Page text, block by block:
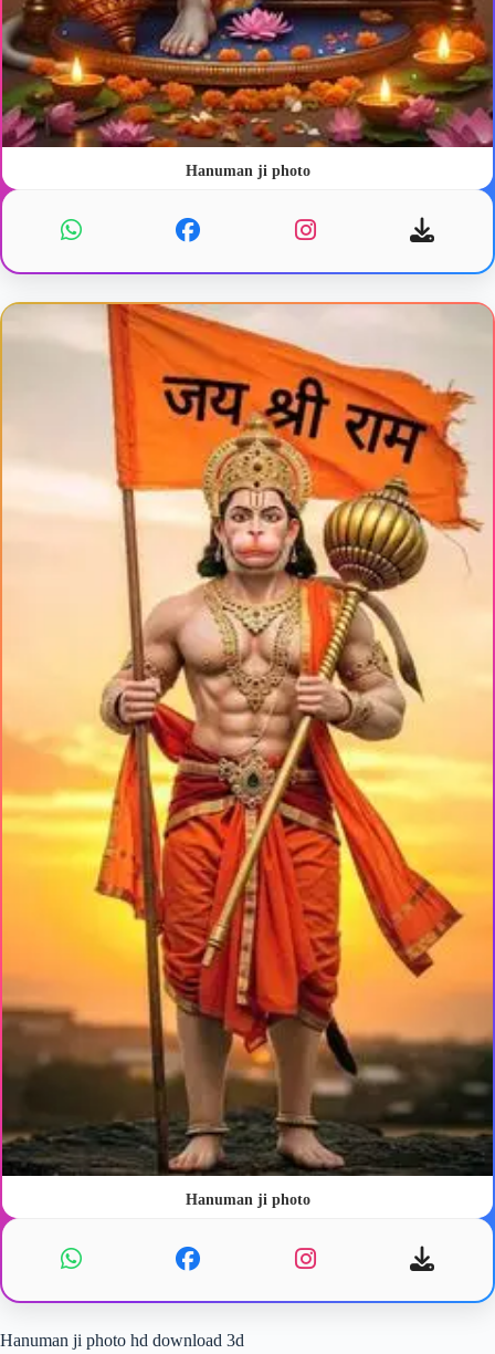
Hanuman ji photo
Hanuman ji photo
Hanuman ji photo hd download 3d